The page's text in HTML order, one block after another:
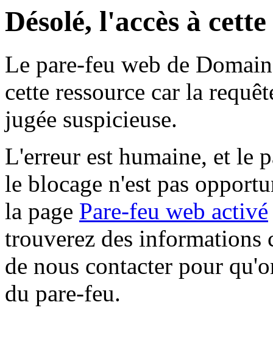
Désolé, l'accès à
Le pare-feu web de
cette ressource car la
jugée suspicieuse.
L'erreur est humaine, et le
le blocage n'est pas
la page Pare-feu web activé
trouverez des informations
de nous contacter pour
du pare-feu.